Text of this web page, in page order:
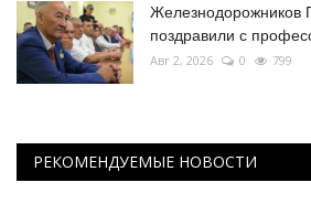
Железнодорожников
поздравили с
Авг 2, 2026 0 799
РЕКОМЕНДУЕМЫЕ НОВОСТИ